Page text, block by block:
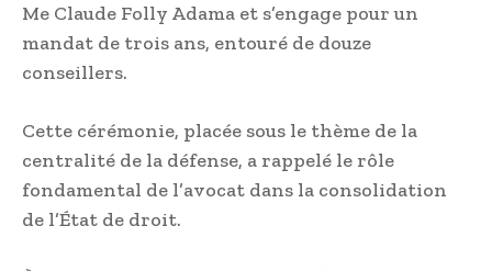
Me Claude Folly Adama et s’engage pour un
mandat de trois ans, entouré de douze
conseillers.
Cette cérémonie, placée sous le thème de la
centralité de la défense, a rappelé le rôle
fondamental de l’avocat dans la consolidation
de l’État de droit.